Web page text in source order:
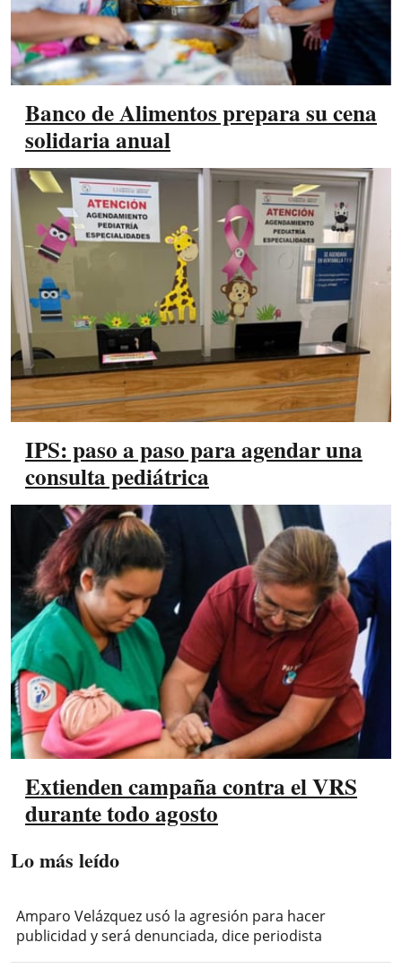
Banco de Alimentos prepara su cena
solidaria anual
IPS: paso a paso para agendar una
consulta pediátrica
Extienden campaña contra el VRS
durante todo agosto
Lo más leído
Amparo Velázquez usó la agresión para hacer
publicidad y será denunciada, dice periodista